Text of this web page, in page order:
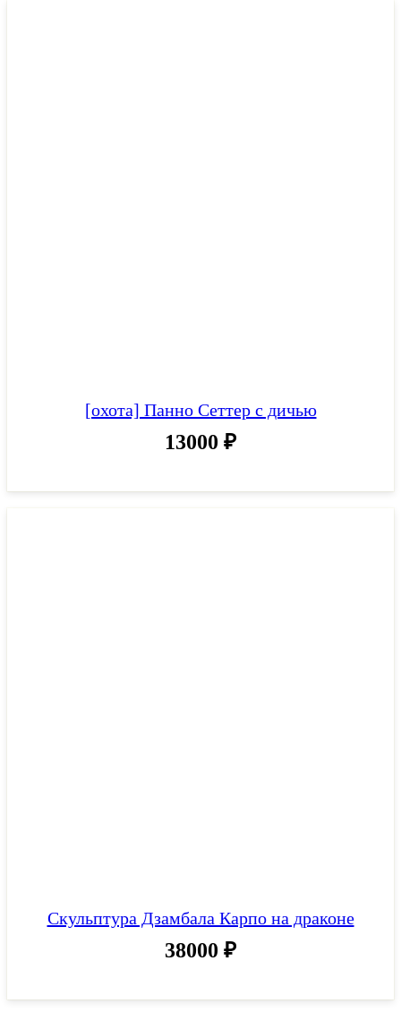
[охота] Панно Сеттер с дичью
13000 ₽
Скульптура Дзамбала Карпо на драконе
38000 ₽